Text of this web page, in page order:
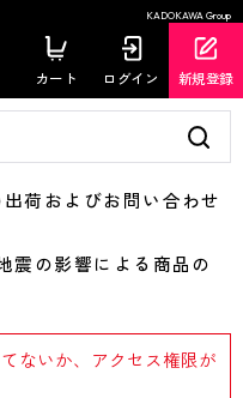
KADOKAWA Group
カート ログイン 新規登録
荷およびお問い合わせ
の影響による商品の
ないか、アクセス権限が